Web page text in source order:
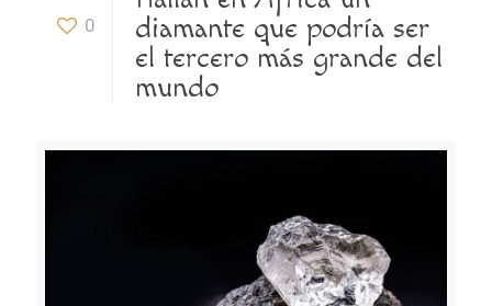
0
diamante que podría ser
el tercero más grande del
mundo